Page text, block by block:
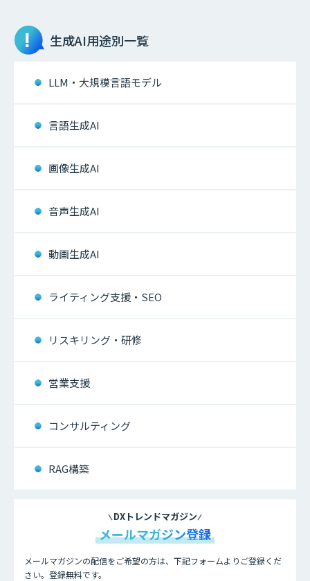
生成AI用途別一覧
LLM・大規模言語モデル
言語生成AI
画像生成AI
音声生成AI
動画生成AI
ライティング支援・SEO
リスキリング・研修
営業支援
コンサルティング
RAG構築
DXトレンドマガジン
メールマガジン登録
メールマガジンの配信をご希望の方は、下記フォームよりご登録くだ
さい。登録無料です。